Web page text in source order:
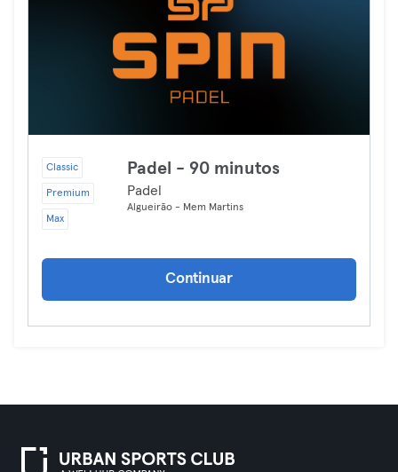
Classic
Premium
Max
Padel - 90 minutos
Padel
Algueirão - Mem Martins
Continuar